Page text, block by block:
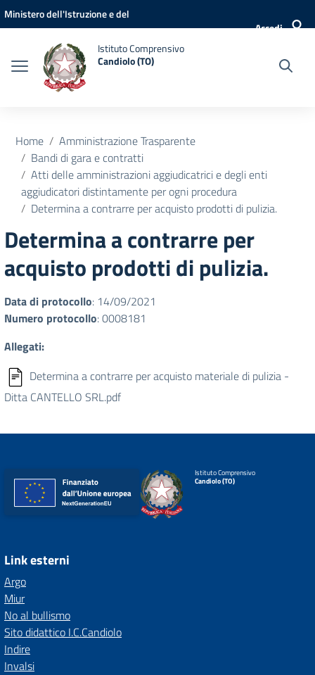
Vai ai contenuti
Vai al menu di navigazione
Vai al footer
Ministero dell'Istruzione e del
Accedi
Istituto Comprensivo
Candiolo (TO)
Home
Amministrazione Trasparente
Bandi di gara e contratti
Atti delle amministrazioni aggiudicatrici e degli enti
aggiudicatori distintamente per ogni procedura
Determina a contrarre per acquisto prodotti di pulizia.
Determina a contrarre per
acquisto prodotti di pulizia.
Data di protocollo: 14/09/2021
Numero protocollo: 0008181
Allegati:
Determina a contrarre per acquisto materiale di pulizia -
Ditta CANTELLO SRL.pdf
Istituto Comprensivo
Candiolo (TO)
Link esterni
Argo
Miur
No al bullismo
Sito didattico I.C.Candiolo
Indire
Invalsi